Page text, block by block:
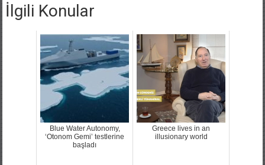
İlgili Konular
Blue Water Autonomy,
‘Otonom Gemi’ testlerine
başladı
Greece lives in an
illusionary world